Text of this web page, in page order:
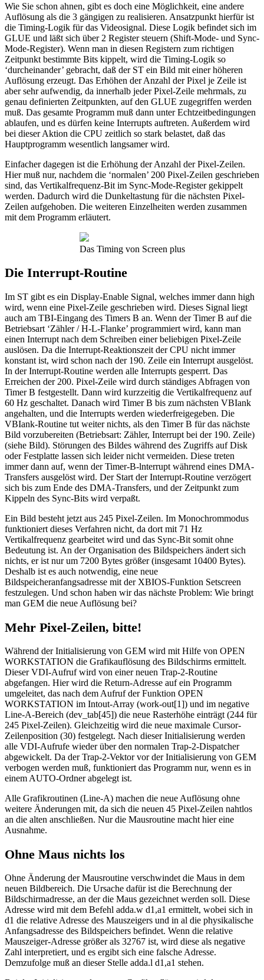
Wie Sie schon ahnen, gibt es doch eine Möglichkeit, eine andere
Auflösung als die 3 gängigen zu realisieren. Ansatzpunkt hierfür ist
die Timing-Logik für das Videosignal. Diese Logik befindet sich im
GLUE und läßt sich über 2 Register steuern (Shift-Mode- und Sync-
Mode-Register). Wenn man in diesen Registern zum richtigen
Zeitpunkt bestimmte Bits kippelt, wird die Timing-Logik so
‘durcheinander’ gebracht, daß der ST ein Bild mit einer höheren
Auflösung erzeugt. Das Erhöhen der Anzahl der Pixel je Zeile ist
aber sehr aufwendig, da innerhalb jeder Pixel-Zeile mehrmals, zu
genau definierten Zeitpunkten, auf den GLUE zugegriffen werden
muß. Das gesamte Programm muß dann unter Echtzeitbedingungen
ablaufen, und es dürfen keine Interrupts auftreten. Außerdem wird
bei dieser Aktion die CPU zeitlich so stark belastet, daß das
Hauptprogramm wesentlich langsamer wird.
Einfacher dagegen ist die Erhöhung der Anzahl der Pixel-Zeilen.
Hier muß nur, nachdem die ‘normalen’ 200 Pixel-Zeilen geschrieben
sind, das Vertikalfrequenz-Bit im Sync-Mode-Register gekippelt
werden. Dadurch wird die Dunkeltastung für die nächsten Pixel-
Zeilen aufgehoben. Die weiteren Einzelheiten werden zusammen
mit dem Programm erläutert.
Das Timing von Screen plus
Die Interrupt-Routine
Im ST gibt es ein Display-Enable Signal, welches immer dann high
wird, wenn eine Pixel-Zeile geschrieben wird. Dieses Signal liegt
auch am TBI-Eingang des Timers B an. Wenn der Timer B auf die
Betriebsart ‘Zähler / H-L-Flanke’ programmiert wird, kann man
einen Interrupt nach dem Schreiben einer beliebigen Pixel-Zeile
auslösen. Da die Interrupt-Reaktionszeit der CPU nicht immer
konstant ist, wird schon nach der 190. Zeile ein Interrupt ausgelöst.
In der Interrupt-Routine werden alle Interrupts gesperrt. Das
Erreichen der 200. Pixel-Zeile wird durch ständiges Abfragen von
Timer B festgestellt. Dann wird kurzzeitig die Vertikalfrequenz auf
60 Hz geschaltet. Danach wird Timer B bis zum nächsten VBIank
angehalten, und die Interrupts werden wiederfreigegeben. Die
VBIank-Routine tut weiter nichts, als den Timer B für das nächste
Bild vorzubereiten (Betriebsart: Zähler, Interrupt bei der 190. Zeile)
(siehe Bild). Störungen des Bildes während des Zugriffs auf Disk
oder Festplatte lassen sich leider nicht vermeiden. Diese treten
immer dann auf, wenn der Timer-B-lnterrupt während eines DMA-
Transfers ausgelöst wird. Der Start der Interrupt-Routine verzögert
sich bis zum Ende des DMA-Transfers, und der Zeitpunkt zum
Kippeln des Sync-Bits wird verpaßt.
Ein Bild besteht jetzt aus 245 Pixel-Zeilen. Im Monochrommodus
funktioniert dieses Verfahren nicht, da dort mit 71 Hz
Vertikalfrequenz gearbeitet wird und das Sync-Bit somit ohne
Bedeutung ist. An der Organisation des Bildspeichers ändert sich
nichts, er ist nur um 7200 Bytes größer (insgesamt 10400 Bytes).
Deshalb ist es auch notwendig, eine neue
Bildspeicheranfangsadresse mit der XBIOS-Funktion Setscreen
festzulegen. Und schon haben wir das nächste Problem: Wie bringt
man GEM die neue Auflösung bei?
Mehr Pixel-Zeilen, bitte!
Während der Initialisierung von GEM wird mit Hilfe von OPEN
WORKSTATION die Grafikauflösung des Bildschirms ermittelt.
Dieser VDI-Aufruf wird von einer neuen Trap-2-Routine
abgefangen. Hier wird die Return-Adresse auf ein Programm
umgeleitet, das nach dem Aufruf der Funktion OPEN
WORKSTATION im Intout-Array (work-out[1]) und im negative
Line-A-Bereich (dev_tab[45]) die neue Rasterhöhe einträgt (244 für
245 Pixel-Zeilen). Gleichzeitig wird die neue maximale Cursor-
Zeilenposition (30) festgelegt. Nach dieser Initialisierung werden
alle VDI-Aufrufe wieder über den normalen Trap-2-Dispatcher
abgewickelt. Da der Trap-2-Vektor vor der Initialisierung von GEM
verbogen werden muß, funktioniert das Programm nur, wenn es in
einem AUTO-Ordner abgelegt ist.
Alle Grafikroutinen (Line-A) machen die neue Auflösung ohne
weitere Änderungen mit, da sich die neuen 45 Pixel-Zeilen nahtlos
an die alten anschließen. Nur die Mausroutine macht hier eine
Ausnahme.
Ohne Maus nichts los
Ohne Änderung der Mausroutine verschwindet die Maus in dem
neuen Bildbereich. Die Ursache dafür ist die Berechnung der
Bildschirmadresse, an der die Maus gezeichnet werden soll. Diese
Adresse wird mit dem Befehl adda.w d1,a1 ermittelt, wobei sich in
d1 die relative Adresse des Mauszeigers und in al die physikalische
Anfangsadresse des Bildspeichers befindet. Wenn die relative
Mauszeiger-Adresse größer als 32767 ist, wird diese als negative
Zahl interpretiert, und es ergibt sich eine falsche Adresse.
Demzufolge muß an dieser Stelle adda.l d1,a1 stehen.